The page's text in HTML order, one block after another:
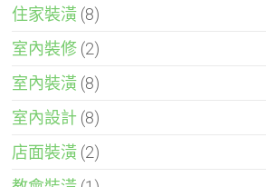
住家裝潢 (8)
室內裝修 (2)
室內裝潢 (8)
室內設計 (8)
店面裝潢 (2)